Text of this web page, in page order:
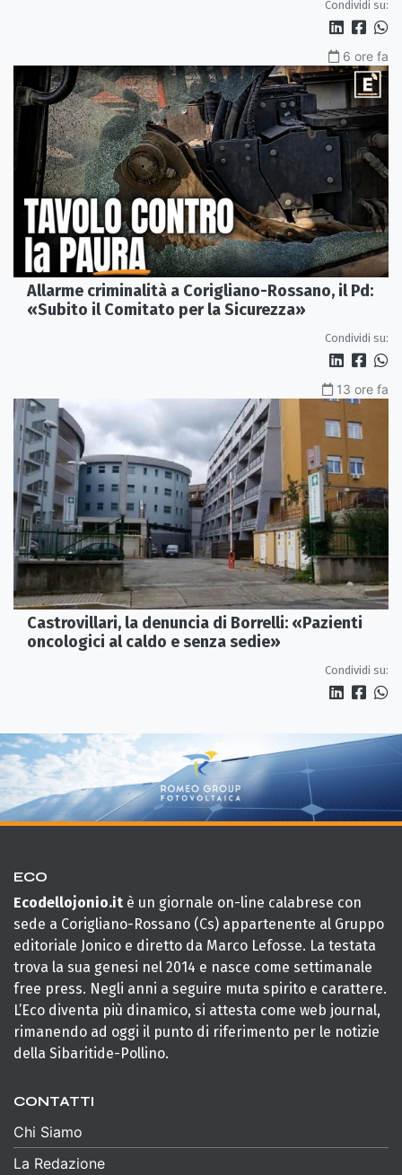
Condividi su:
6 ore fa
Allarme criminalità a Corigliano-Rossano, il Pd:
«Subito il Comitato per la Sicurezza»
Condividi su:
13 ore fa
Castrovillari, la denuncia di Borrelli: «Pazienti
oncologici al caldo e senza sedie»
Condividi su:
ECO
Ecodellojonio.it è un giornale on-line calabrese con
sede a Corigliano-Rossano (Cs) appartenente al Gruppo
editoriale Jonico e diretto da Marco Lefosse. La testata
trova la sua genesi nel 2014 e nasce come settimanale
free press. Negli anni a seguire muta spirito e carattere.
L’Eco diventa più dinamico, si attesta come web journal,
rimanendo ad oggi il punto di riferimento per le notizie
della Sibaritide-Pollino.
CONTATTI
Chi Siamo
La Redazione